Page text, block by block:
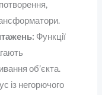
Функції
об’єкта.
із негорючого